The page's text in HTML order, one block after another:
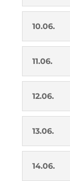
10.06.
11.06.
12.06.
13.06.
14.06.